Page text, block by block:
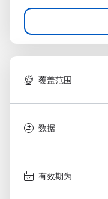
覆盖范围
数据
有效期为